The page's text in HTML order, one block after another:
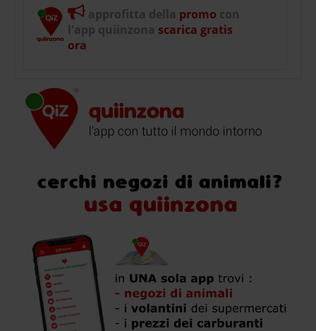
approfitta della promo con
l'app quiinzona scarica gratis
ora